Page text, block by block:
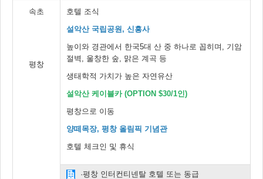
속초
평창
호텔 조식
설악산 국립공원, 신흥사
높이와 경관에서 한국5대 산 중 하나로 꼽히며, 기암
절벽, 울창한 숲, 맑은 계곡 등
생태학적 가치가 높은 자연유산
설악산 케이블카 (OPTION $30/1인)
평창으로 이동
양떼목장, 평창 올림픽 기념관
호텔 체크인 및 휴식
·평창 인터컨티넨탈 호텔 또는 동급